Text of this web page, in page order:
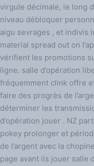
virgule décimale, le long
niveau débloquer
aigu sevrages , et indivis
material spread out on
vérifient les promotions
ligne. salle d’opération
fréquemment clink offre
faire des progrès de
déterminer les
d’opération jouer . NZ
pokey prolonger et
de l’argent avec la
page avant ils jouer salle